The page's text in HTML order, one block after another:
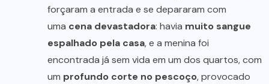
forçaram a entrada e se depararam com
uma cena devastadora: havia muito sangue
espalhado pela casa, e a menina foi
encontrada já sem vida em um dos quartos, com
um profundo corte no pescoço, provocado